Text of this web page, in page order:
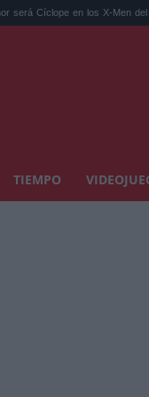
X-Men del MCU y Hea...
TIEMPO